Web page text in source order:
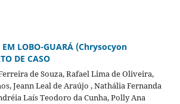
EM LOBO-GUARÁ (Chrysocyon
DE CASO
de Souza, Rafael Lima de Oliveira,
Jeann Leal de Araújo , Nathália Fernanda
Laís Teodoro da Cunha, Polly Ana